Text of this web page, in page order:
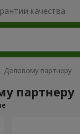
качества
партнеру
партнеру